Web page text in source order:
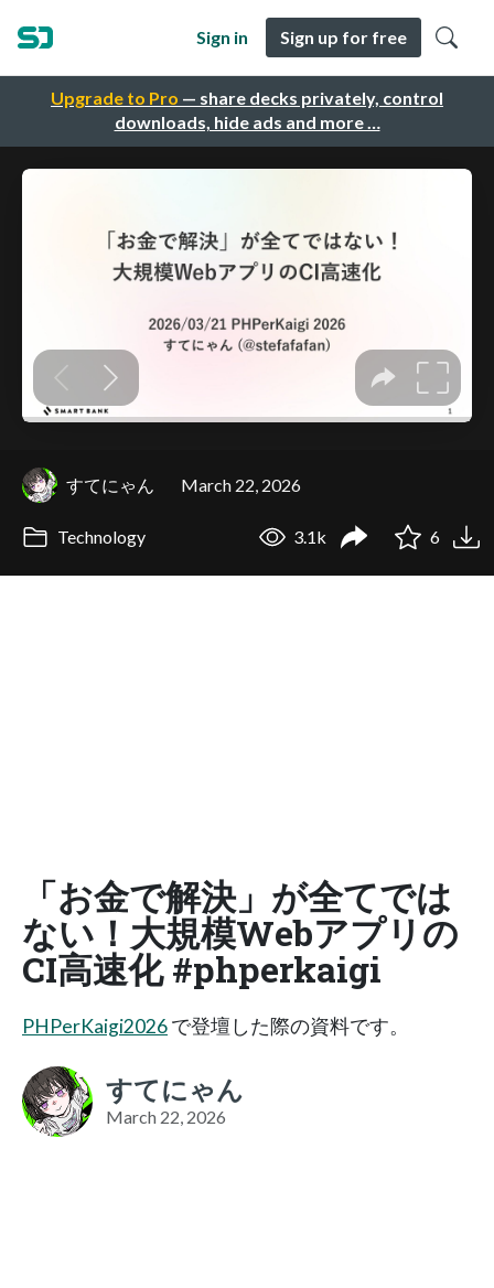
Upgrade to Pro — share decks privately, control
downloads, hide ads and more …
Sign in Sign up for free
すてにゃん March 22, 2026
Technology 3.1k 6
「お金で解決」が全てでは
ない！大規模Webアプリの
CI高速化 #phperkaigi
PHPerKaigi2026で登壇した際の資料です。
すてにゃん
March 22, 2026